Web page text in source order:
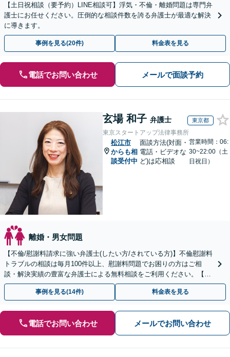
【土日祝相談（要予約）LINE相談可】浮気・不倫・離婚問題は専門弁
護士にお任せください。圧倒的な相談件数を誇る弁護士が最適な解決
に導きます。
事例を見る(20件) 料金表を見る
電話でお問い合わせ メールで面談予約
玄場 和子 弁護士 東京都
東京スタートアップ法律事務所
松江市
からも相
談受付中
面談方法(対面・
電話・ビデオな
ど)は応相談
営業時間：06:
30~22:00（土
日祝日）
離婚・男女問題
【不倫/慰謝料請求に強い弁護士(したい方/されている方)】不倫慰謝料
トラブルの相談は毎月100件以上、慰謝料問題でお困りの方はご相
談・解決実績の豊富な弁護士による無料相談をご利用ください。【初
回相談０円(電話)】【全国対応】
事例を見る(14件) 料金表を見る
電話でお問い合わせ メールでお問い合わせ